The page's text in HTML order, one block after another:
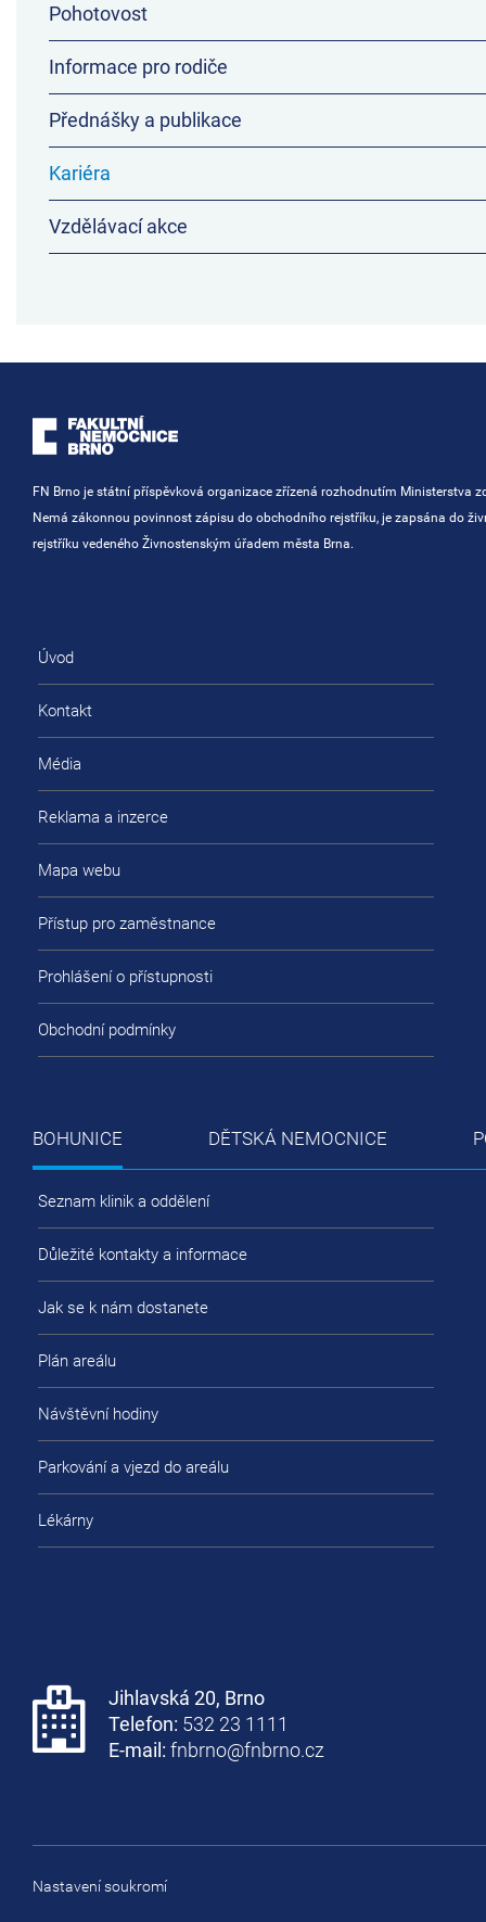
Pohotovost
Informace pro rodiče
Přednášky a publikace
Kariéra
Vzdělávací akce
FN Brno je státní příspěvková organizace zřízená rozhodnutím Ministerstva
Nemá zákonnou povinnost zápisu do obchodního rejstříku, je zapsána do
rejstříku vedeného Živnostenským úřadem města Brna.
Úvod
Kontakt
Média
Reklama a inzerce
Mapa webu
Přístup pro zaměstnance
Prohlášení o přístupnosti
Obchodní podmínky
BOHUNICE DĚTSKÁ NEMOCNICE
Seznam klinik a oddělení
Důležité kontakty a informace
Jak se k nám dostanete
Plán areálu
Návštěvní hodiny
Parkování a vjezd do areálu
Lékárny
Jihlavská 20, Brno
Telefon: 532 23 1111
E-mail: fnbrno@fnbrno.cz
Nastavení soukromí